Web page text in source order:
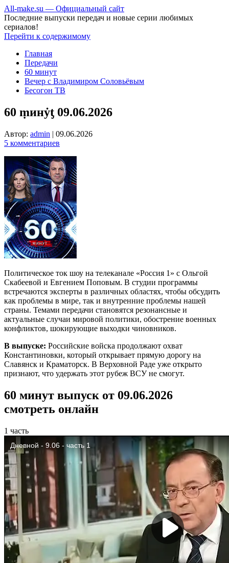
All-make.su — Официальный сайт
Последние выпуски передач и новые серии любимых
сериалов!
Перейти к содержимому
Главная
Передачи
60 минут
Вечер с Владимиром Соловьёвым
Бесогон ТВ
60 ṃинẏƫ 09.06.2026
Автор: admin | 09.06.2026
5 комментариев
Политическое ток шоу на телеканале «Россия 1» с Ольгой
Скабеевой и Евгением Поповым. В студии программы
встречаются эксперты в различных областях, чтобы обсудить
как проблемы в мире, так и внутренние проблемы нашей
страны. Темами передачи становятся резонансные и
актуальные случаи мировой политики, обострение военных
конфликтов, шокирующие выходки чиновников.
В выпуске: Российские войска продолжают охват
Константиновки, который открывает прямую дорогу на
Славянск и Краматорск. В Верховной Раде уже открыто
признают, что удержать этот рубеж ВСУ не смогут.
60 минут выпуск от 09.06.2026
смотреть онлайн
1 часть